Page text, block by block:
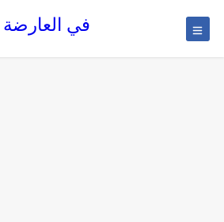
في العارضة